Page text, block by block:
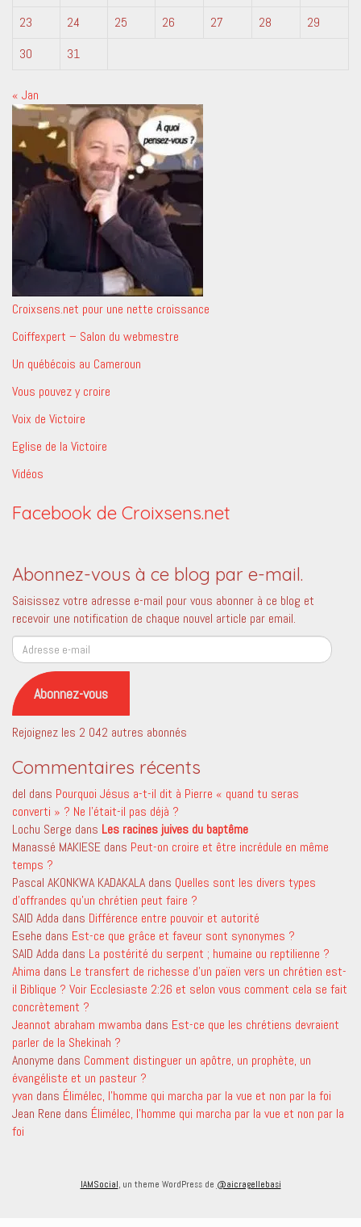
23
24 25 26 27 28
29
30
31
« Jan
Croixsens.net pour une nette croissance
Coiffexpert – Salon du webmestre
Un québécois au Cameroun
Vous pouvez y croire
Voix de Victoire
Eglise de la Victoire
Vidéos
Facebook de Croixsens.net
Abonnez-vous à ce blog par e-mail.
Saisissez votre adresse e-mail pour vous abonner à ce blog et
recevoir une notification de chaque nouvel article par email.
Adresse
e-
mail
Abonnez-vous
Rejoignez les 2 042 autres abonnés
Commentaires récents
del dans Pourquoi Jésus a-t-il dit à Pierre « quand tu seras
converti » ? Ne l’était-il pas déjà ?
Lochu Serge dans Les racines juives du baptême
Manassé MAKIESE dans Peut-on croire et être incrédule en même
temps ?
Pascal AKONKWA KADAKALA dans Quelles sont les divers types
d’offrandes qu’un chrétien peut faire ?
SAID Adda dans Différence entre pouvoir et autorité
Esehe dans Est-ce que grâce et faveur sont synonymes ?
SAID Adda dans La postérité du serpent ; humaine ou reptilienne ?
Ahima dans Le transfert de richesse d’un païen vers un chrétien est-
il Biblique ? Voir Ecclesiaste 2:26 et selon vous comment cela se fait
concrètement ?
Jeannot abraham mwamba dans Est-ce que les chrétiens devraient
parler de la Shekinah ?
Anonyme dans Comment distinguer un apôtre, un prophète, un
évangéliste et un pasteur ?
yvan dans Élimélec, l’homme qui marcha par la vue et non par la foi
Jean Rene dans Élimélec, l’homme qui marcha par la vue et non par la
foi
IAMSocial , un theme WordPress de @aicragellebasi